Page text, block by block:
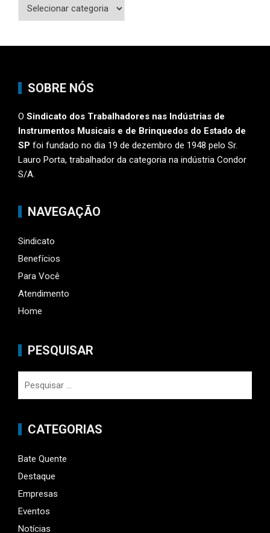
SOBRE NÓS
O Sindicato dos Trabalhadores nas Indústrias de
Instrumentos Musicais e de Brinquedos do Estado de
SP foi fundado no dia 19 de dezembro de 1948 pelo Sr.
Lauro Porta, trabalhador da categoria na indústria Condor
S/A.
NAVEGAÇÃO
Sindicato
Benefícios
Para Você
Atendimento
Home
PESQUISAR
CATEGORIAS
Bate Quente
Destaque
Empresas
Eventos
Notícias